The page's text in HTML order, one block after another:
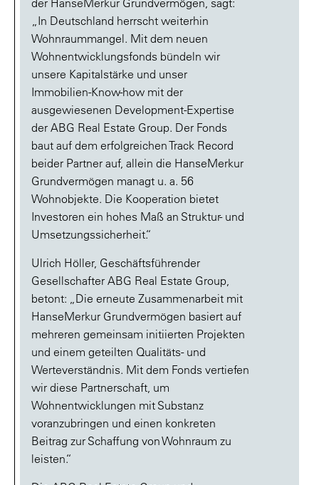
der HanseMerkur Grundvermögen, sagt:
„In Deutschland herrscht weiterhin
Wohnraummangel. Mit dem neuen
Wohnentwicklungsfonds bündeln wir
unsere Kapitalstärke und unser
Immobilien-Know-how mit der
ausgewiesenen Development-Expertise
der ABG Real Estate Group. Der Fonds
baut auf dem erfolgreichen Track Record
beider Partner auf, allein die HanseMerkur
Grundvermögen managt u. a. 56
Wohnobjekte. Die Kooperation bietet
Investoren ein hohes Maß an Struktur- und
Umsetzungssicherheit.“
Ulrich Höller, Geschäftsführender
Gesellschafter ABG Real Estate Group,
betont: „Die erneute Zusammenarbeit mit
HanseMerkur Grundvermögen basiert auf
mehreren gemeinsam initiierten Projekten
und einem geteilten Qualitäts- und
Werteverständnis. Mit dem Fonds vertiefen
wir diese Partnerschaft, um
Wohnentwicklungen mit Substanz
voranzubringen und einen konkreten
Beitrag zur Schaffung von Wohnraum zu
leisten.“